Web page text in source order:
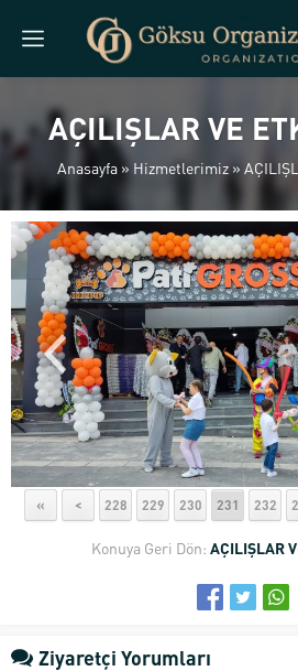
AÇILIŞLAR VE
Anasayfa» Hizmetlerimiz»
« < 228 229 230 231 232
Konuya Geri Dön: AÇILIŞLAR
Ziyaretçi Yorumları